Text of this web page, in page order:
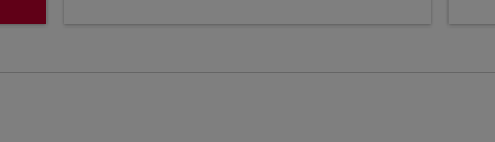
ORF–ORD: cmp-view-offers-
ORF–ORD: cmp-view-offers-
ORF–ORD: cmp-view-
ORF–ORD: cmp-
ORF–ORD: cmp-
ORF–ORD: